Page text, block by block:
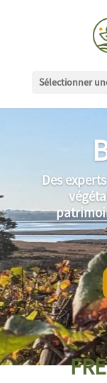
Sélectionner
Des